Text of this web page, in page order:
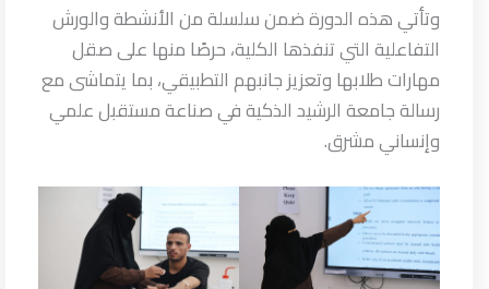
وتأتي هذه الدورة ضمن سلسلة من الأنشطة والورش
التفاعلية التي تنفذها الكلية، حرصًا منها على صقل
مهارات طلابها وتعزيز جانبهم التطبيقي، بما يتماشى مع
رسالة جامعة الرشيد الذكية في صناعة مستقبل علمي
وإنساني مشرق.